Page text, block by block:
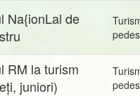
Na{ionLal de
RM la turism
juniori)